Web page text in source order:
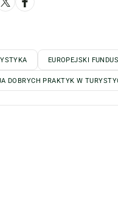
EUROPEJSKI
DOBRYCH PRAKTYK W